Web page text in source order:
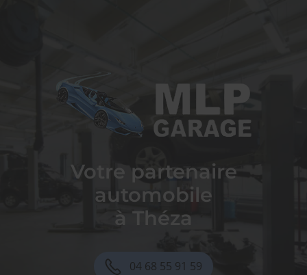
Votre partenaire
automobile
à Théza
04 68 55 91 59